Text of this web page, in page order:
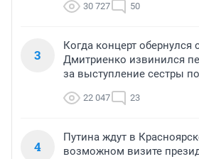
30 727 50
3
Когда концерт обернулся
Дмитриенко извинился
за выступление сестры
22 047 23
4
Путина ждут в
возможном визите